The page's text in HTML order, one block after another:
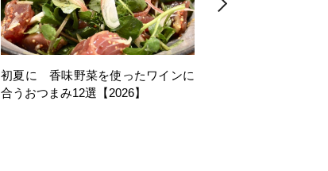
初夏に 香味野菜を使ったワインに
合うおつまみ12選【2026】